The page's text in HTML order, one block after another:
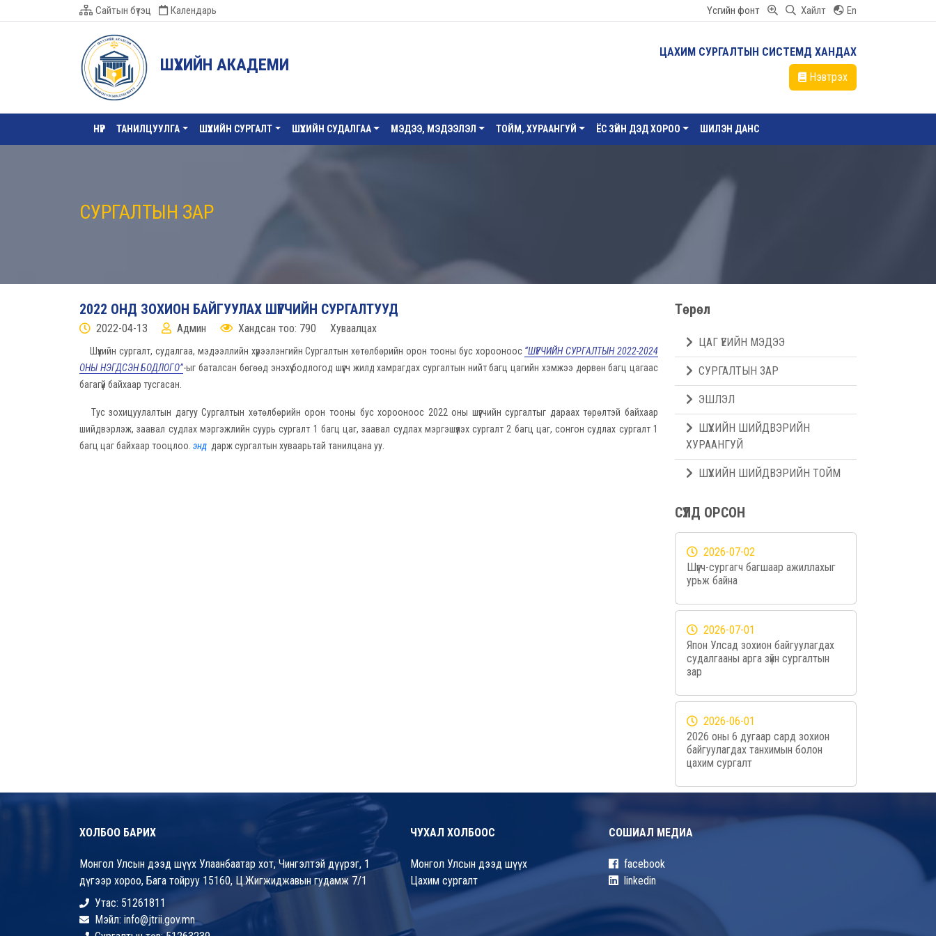
Сайтын бүтэц Календарь Үсгийн фонт Хайлт En
ШҮҮХИЙН АКАДЕМИ
ЦАХИМ СУРГАЛТЫН СИСТЕМД ХАНДАХ
Нэвтрэх
НҮҮР ТАНИЛЦУУЛГА ШҮҮХИЙН СУРГАЛТ ШҮҮХИЙН СУДАЛГАА МЭДЭЭ, МЭДЭЭЛЭЛ ТОЙМ, ХУРААНГУЙ ЁС ЗҮЙН ДЭД ХОРОО ШИЛЭН ДАНС
СУРГАЛТЫН ЗАР
2022 ОНД ЗОХИОН БАЙГУУЛАХ ШҮҮГЧИЙН СУРГАЛТУУД
2022-04-13 Админ Хандсан тоо: 790 Хуваалцах
Шүүхийн сургалт, судалгаа, мэдээллийн хүрээлэнгийн Сургалтын хөтөлбөрийн орон тооны бус хорооноос “ШҮҮГЧИЙН СУРГАЛТЫН 2022-2024
ОНЫ НЭГДСЭН БОДЛОГО”-ыг баталсан бөгөөд энэхүү бодлогод шүүгч жилд хамрагдах сургалтын нийт багц цагийн хэмжээ дөрвөн багц цагаас
багагүй байхаар тусгасан.
Тус зохицуулалтын дагуу Сургалтын хөтөлбөрийн орон тооны бус хорооноос 2022 оны шүүгчийн сургалтыг дараах төрөлтэй байхаар
шийдвэрлэж, заавал судлах мэргэжлийн суурь сургалт 1 багц цаг, заавал судлах мэргэшүүлэх сургалт 2 багц цаг, сонгон судлах сургалт 1
багц цаг байхаар тооцлоо. энд дарж сургалтын хуваарьтай танилцана уу.
Төрөл
ЦАГ ҮЕИЙН МЭДЭЭ
СУРГАЛТЫН ЗАР
ЭШЛЭЛ
ШҮҮХИЙН ШИЙДВЭРИЙН
ХУРААНГУЙ
ШҮҮХИЙН ШИЙДВЭРИЙН ТОЙМ
СҮҮЛД ОРСОН
2026-07-02
Шүүгч-сургагч багшаар ажиллахыг
урьж байна
2026-07-01
Япон Улсад зохион байгуулагдах
судалгааны арга зүйн сургалтын
зар
2026-06-01
2026 оны 6 дугаар сард зохион
байгуулагдах танхимын болон
цахим сургалт
ХОЛБОО БАРИХ
Монгол Улсын дээд шүүх Улаанбаатар хот, Чингэлтэй дүүрэг, 1
дүгээр хороо, Бага тойруу 15160, Ц.Жигжиджавын гудамж 7/1
Утас: 51261811
Мэйл: info@jtrii.gov.mn
ЧУХАЛ ХОЛБООС
Монгол Улсын дээд шүүх
Цахим сургалт
СОШИАЛ МЕДИА
facebook
linkedin